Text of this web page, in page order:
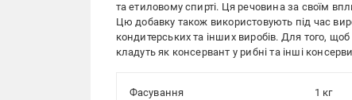
та етиловому спирті. Ця речовина за своїм
Цю добавку також використовують під час
кондитерських та інших виробів. Для того, щоб
кладуть як консервант у рибні та інші
Фасування 1 кг